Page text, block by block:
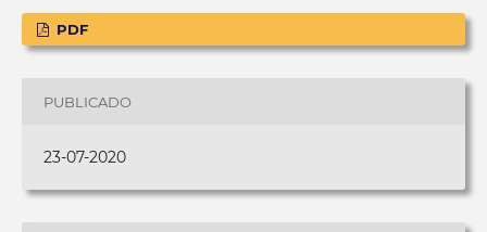
PDF
PUBLICADO
23-07-2020